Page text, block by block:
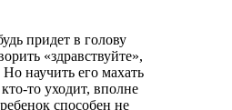
придет в голову
«здравствуйте»,
научить его махать
то уходит, вполне
способен не